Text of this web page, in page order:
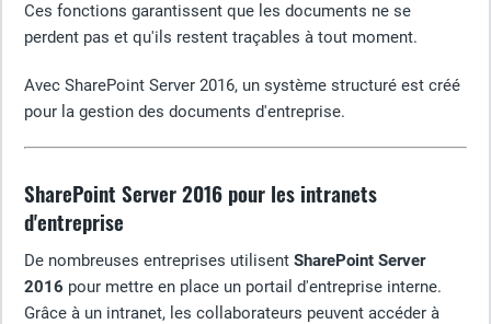
Ces fonctions garantissent que les documents ne se
perdent pas et qu'ils restent traçables à tout moment.
Avec SharePoint Server 2016, un système structuré est créé
pour la gestion des documents d'entreprise.
SharePoint Server 2016 pour les intranets
d'entreprise
De nombreuses entreprises utilisent SharePoint Server
2016 pour mettre en place un portail d'entreprise interne.
Grâce à un intranet, les collaborateurs peuvent accéder à